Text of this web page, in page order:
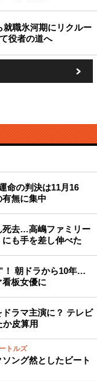
職氷河期にリクルー
役者の道へ
命の判決は11月16
無に集中
死去…高嶋ファミリー
も手を差し伸べた
！ 朝ドラから10年…
看板女優に
ラマ主演に？ テレビ
皮算用
トルズ
ング然としたビート